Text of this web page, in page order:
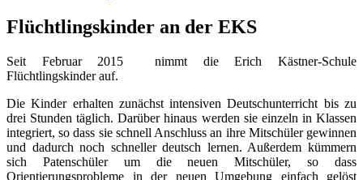
Flüchtlingskinder an der EKS
Seit Februar 2015 nimmt die Erich Kästner-Schule
Flüchtlingskinder auf.
Die Kinder erhalten zunächst intensiven Deutschunterricht bis zu
drei Stunden täglich. Darüber hinaus werden sie einzeln in Klassen
integriert, so dass sie schnell Anschluss an ihre Mitschüler gewinnen
und dadurch noch schneller deutsch lernen. Außerdem kümmern
sich Patenschüler um die neuen Mitschüler, so dass
Orientierungsprobleme in der neuen Umgebung einfach gelöst